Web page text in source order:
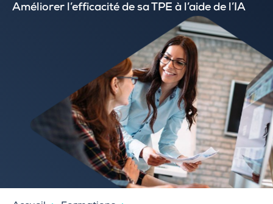
Améliorer l’efficacité de sa TPE à l’aide de l’IA